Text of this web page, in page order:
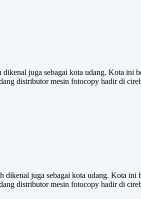
juga sebagai kota udang. Kota ini
distributor mesin fotocopy hadir di
juga sebagai kota udang. Kota ini
distributor mesin fotocopy hadir di